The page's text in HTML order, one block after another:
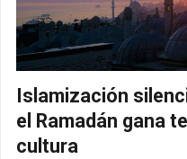
Islamización
el Ramadán gana
cultura